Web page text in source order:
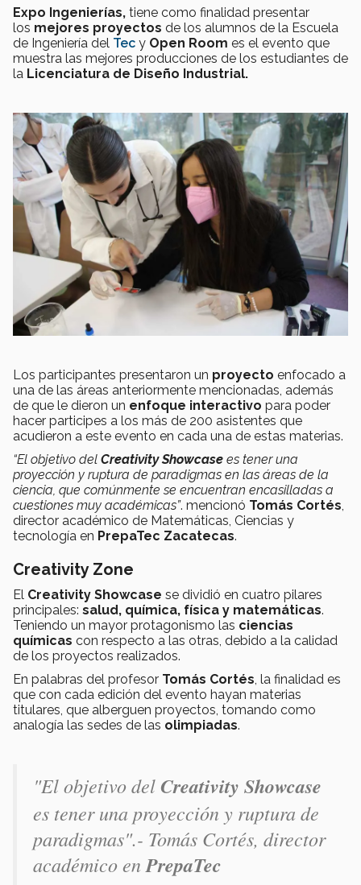
Expo Ingenierías, tiene como finalidad presentar
los mejores proyectos de los alumnos de la Escuela
de Ingeniería del Tec y Open Room es el evento que
muestra las mejores producciones de los estudiantes de
la Licenciatura de Diseño Industrial.
Los participantes presentaron un proyecto enfocado a
una de las áreas anteriormente mencionadas, además
de que le dieron un enfoque interactivo para poder
hacer participes a los más de 200 asistentes que
acudieron a este evento en cada una de estas materias.
“El objetivo del Creativity Showcase es tener una
proyección y ruptura de paradigmas en las áreas de la
ciencia, que comúnmente se encuentran encasilladas a
cuestiones muy académicas”. mencionó Tomás Cortés,
director académico de Matemáticas, Ciencias y
tecnología en PrepaTec Zacatecas.
Creativity Zone
El Creativity Showcase se dividió en cuatro pilares
principales: salud, química, física y matemáticas.
Teniendo un mayor protagonismo las ciencias
químicas con respecto a las otras, debido a la calidad
de los proyectos realizados.
En palabras del profesor Tomás Cortés, la finalidad es
que con cada edición del evento hayan materias
titulares, que alberguen proyectos, tomando como
analogía las sedes de las olimpiadas.
"El objetivo delCreativity Showcase
es tener una proyección y ruptura de
paradigmas".- Tomás Cortés, director
académico en PrepaTec